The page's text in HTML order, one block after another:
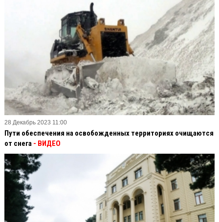
28 Декабрь 2023 11:00
Пути обеспечения на освобожденных территориях очищаются
от снега - ВИДЕО